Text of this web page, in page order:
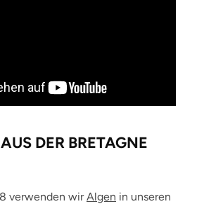
DER BRETAGNE
verwenden wirAlgen in unseren